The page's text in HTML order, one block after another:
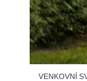
VENKOVNÍ